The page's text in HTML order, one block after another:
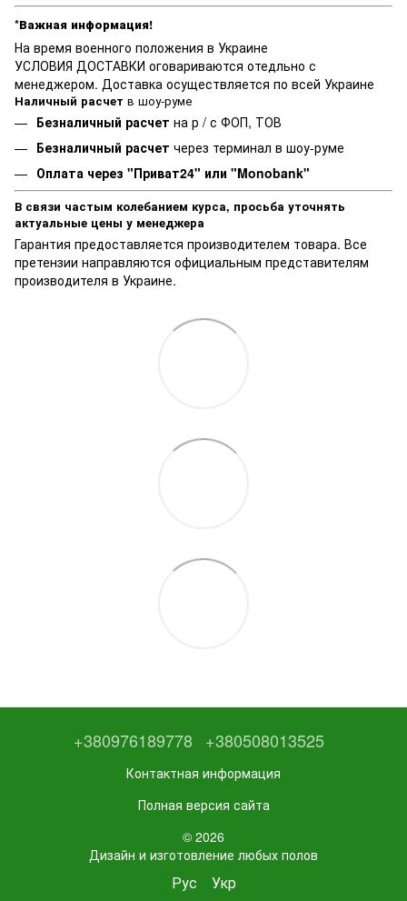
*Важная информация!
На время военного положения в Украине
УСЛОВИЯ ДОСТАВКИ оговариваются отедльно с
менеджером. Доставка осуществляется по всей Украине
Наличный расчет в шоу-руме
Безналичный расчет на р / с ФОП, ТОВ
Безналичный расчет через терминал в шоу-руме
Оплата через "Приват24" или "Monobank"
В связи частым колебанием курса, просьба уточнять
актуальные цены у менеджера
Гарантия предоставляется производителем товара. Все
претензии направляются официальным представителям
производителя в Украине.
+380976189778 +380508013525
Контактная информация
Полная версия сайта
© 2026
Дизайн и изготовление любых полов
Рус Укр